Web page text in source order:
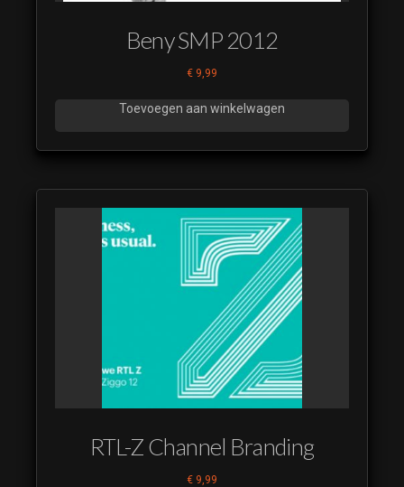
Beny SMP 2012
€ 9,99
Toevoegen aan winkelwagen
RTL-Z Channel Branding
€ 9,99